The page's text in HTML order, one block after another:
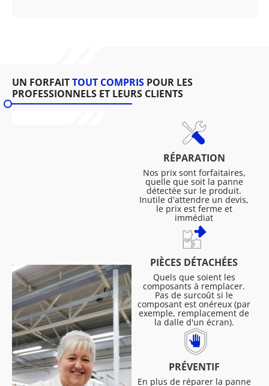
UN FORFAITTOUT COMPRIS POUR LES
PROFESSIONNELS ET LEURS CLIENTS
RÉPARATION
Nos prix sont forfaitaires,
quelle que soit la panne
détectée sur le produit.
Inutile d'attendre un devis,
le prix est ferme et
immédiat
PIÈCES DÉTACHÉES
Quels que soient les
composants à remplacer.
Pas de surcoût si le
composant est onéreux (par
exemple, remplacement de
la dalle d'un écran).
PRÉVENTIF
En plus de réparer la panne